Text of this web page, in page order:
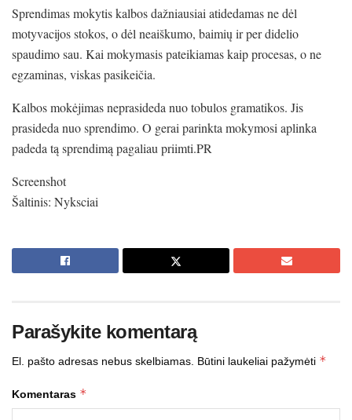
Sprendimas mokytis kalbos dažniausiai atidedamas ne dėl
motyvacijos stokos, o dėl neaiškumo, baimių ir per didelio
spaudimo sau. Kai mokymasis pateikiamas kaip procesas, o ne
egzaminas, viskas pasikeičia.
Kalbos mokėjimas neprasideda nuo tobulos gramatikos. Jis
prasideda nuo sprendimo. O gerai parinkta mokymosi aplinka
padeda tą sprendimą pagaliau priimti.PR
Screenshot
Šaltinis: Nyksciai
Parašykite komentarą
El. pašto adresas nebus skelbiamas. Būtini laukeliai pažymėti *
Komentaras *